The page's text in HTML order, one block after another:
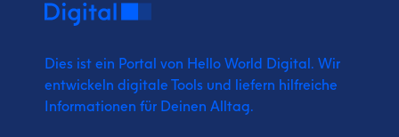
Dies ist ein Portal von Hello World Digital. Wir
entwickeln digitale Tools und liefern hilfreiche
Informationen für Deinen Alltag.